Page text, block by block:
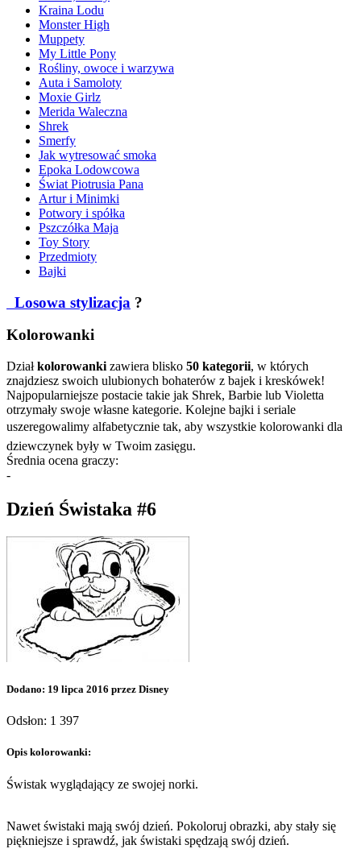
Kraina Lodu
Monster High
Muppety
My Little Pony
Rośliny, owoce i warzywa
Auta i Samoloty
Moxie Girlz
Merida Waleczna
Shrek
Smerfy
Jak wytresować smoka
Epoka Lodowcowa
Świat Piotrusia Pana
Artur i Minimki
Potwory i spółka
Pszczółka Maja
Toy Story
Przedmioty
Bajki
Losowa stylizacja ?
Kolorowanki
Działkolorowanki zawiera blisko 50 kategorii, w których
znajdziesz swoich ulubionych bohaterów z bajek i kreskówek!
Najpopularniejsze postacie takie jak Shrek, Barbie lub Violetta
otrzymały swoje własne kategorie. Kolejne bajki i seriale
uszeregowalimy alfabetycznie tak, aby wszystkie kolorowanki dla
dziewczynek były w Twoim zasięgu.
Średnia ocena graczy:
-
Dzień Świstaka #6
Dodano: 19 lipca 2016 przez Disney
Odsłon: 1 397
Opis kolorowanki:
Świstak wyglądający ze swojej norki.
Nawet świstaki mają swój dzień. Pokoloruj obrazki, aby stały się
piękniejsze i sprawdź, jak świstaki spędzają swój dzień.